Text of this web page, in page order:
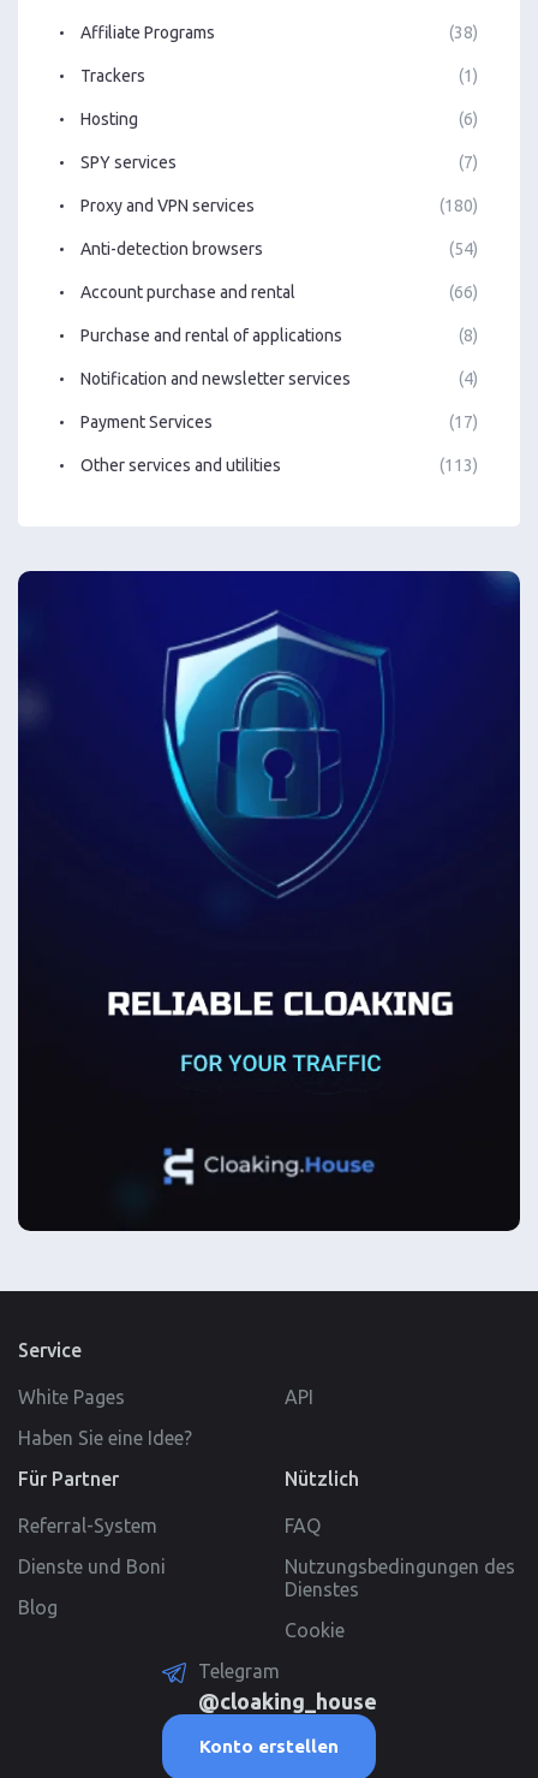
Affiliate Programs (38)
Trackers (1)
Hosting (6)
SPY services (7)
Proxy and VPN services (180)
Anti-detection browsers (54)
Account purchase and rental (66)
Purchase and rental of applications (8)
Notification and newsletter services (4)
Payment Services (17)
Other services and utilities (113)
Service
White Pages
API
Haben Sie eine Idee?
Für Partner
Referral-System
Dienste und Boni
Blog
Nützlich
FAQ
Nutzungsbedingungen des
Dienstes
Cookie
Telegram
@cloaking_house
Konto erstellen